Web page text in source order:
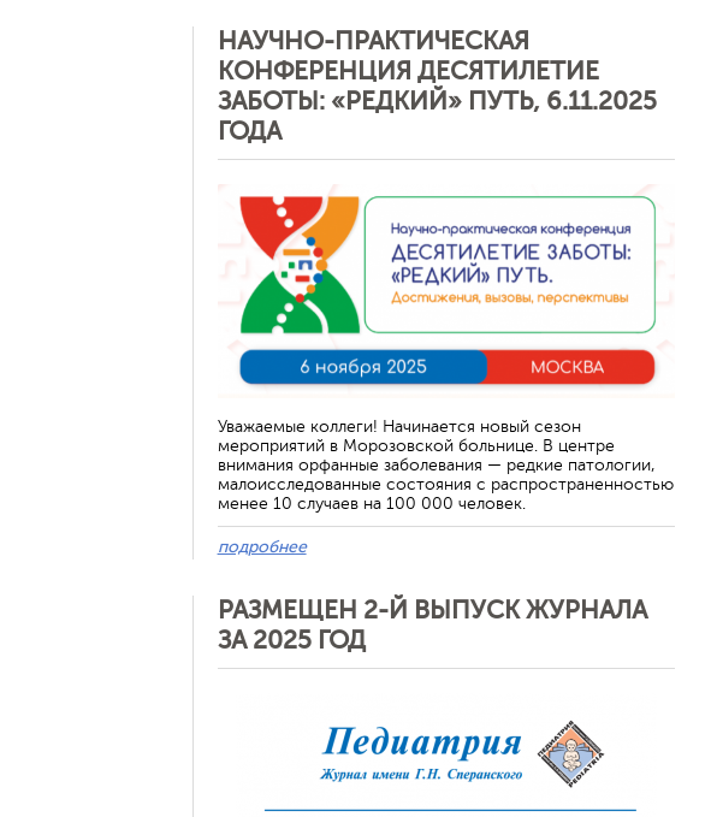
НАУЧНО-ПРАКТИЧЕСКАЯ
КОНФЕРЕНЦИЯ ДЕСЯТИЛЕТИЕ
ЗАБОТЫ: «РЕДКИЙ» ПУТЬ, 6.11.2025
ГОДА
Уважаемые коллеги! Начинается новый сезон
мероприятий в Морозовской больнице. В центре
внимания орфанные заболевания — редкие патологии,
малоисследованные состояния с распространенностью
менее 10 случаев на 100 000 человек.
подробнее
РАЗМЕЩЕН 2-Й ВЫПУСК ЖУРНАЛА
ЗА 2025 ГОД
Отменить